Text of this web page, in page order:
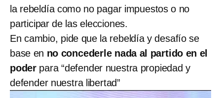
la rebeldía como no pagar impuestos o no
participar de las elecciones.
En cambio, pide que la rebeldía y desafío se
base en no concederle nada al partido en el
poder para “defender nuestra propiedad y
defender nuestra libertad”